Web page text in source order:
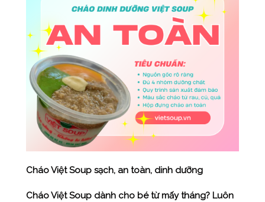
Cháo Việt Soup sạch, an toàn, dinh dưỡng
Cháo Việt Soup dành cho bé từ mấy tháng? Luôn